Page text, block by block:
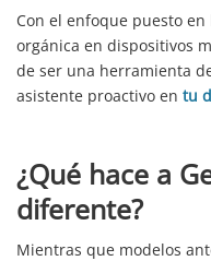
Con el enfoque puesto
orgánica en dispositivos
de ser una herramienta
asistente proactivo en tu
¿Qué hace a
diferente?
Mientras que modelos